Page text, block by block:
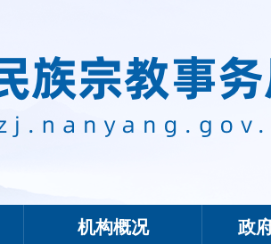
机构概况 政